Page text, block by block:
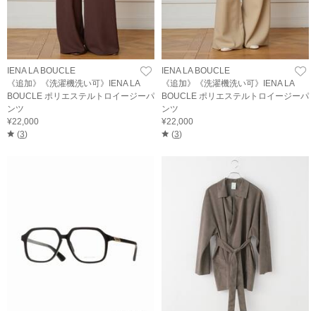
IENA LA BOUCLE
《追加》《洗濯機洗い可》IENA LA
BOUCLE ポリエステルトロイージーパ
ンツ
¥22,000
(3)
IENA LA BOUCLE
《追加》《洗濯機洗い可》IENA LA
BOUCLE ポリエステルトロイージーパ
ンツ
¥22,000
(3)